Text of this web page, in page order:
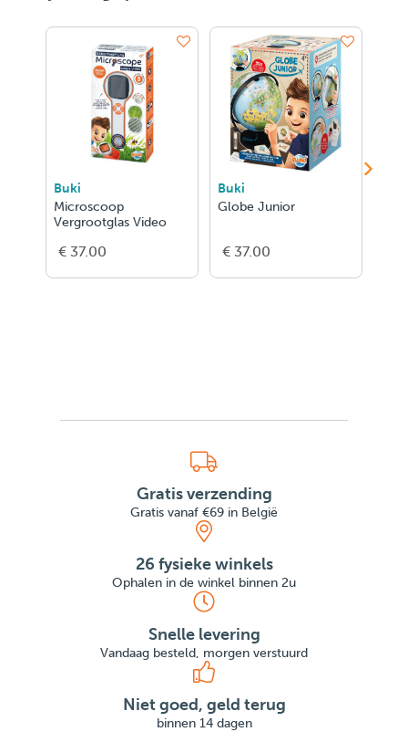
Buki
Microscoop
Vergrootglas Video
€ 37.00
Buki
Globe Junior
€ 37.00
Gratis verzending
Gratis vanaf €69 in België
26 fysieke winkels
Ophalen in de winkel binnen 2u
Snelle levering
Vandaag besteld, morgen verstuurd
Niet goed, geld terug
binnen 14 dagen